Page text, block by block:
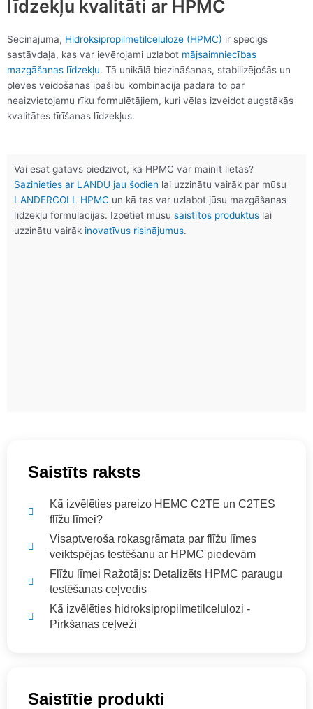
līdzekļu kvalitāti ar HPMC
Secinājumā, Hidroksipropilmetilceluloze (HPMC) ir spēcīgs
sastāvdaļa, kas var ievērojami uzlabot mājsaimniecības
mazgāšanas līdzekļu. Tā unikālā biezināšanas, stabilizējošās un
plēves veidošanas īpašību kombinācija padara to par
neaizvietojamu rīku formulētājiem, kuri vēlas izveidot augstākās
kvalitātes tīrīšanas līdzekļus.
Vai esat gatavs piedzīvot, kā HPMC var mainīt lietas?
Sazinieties ar LANDU jau šodien lai uzzinātu vairāk par mūsu
LANDERCOLL HPMC un kā tas var uzlabot jūsu mazgāšanas
līdzekļu formulācijas. Izpētiet mūsu saistītos produktus lai
uzzinātu vairāk inovatīvus risinājumus.
Saistīts raksts
Kā izvēlēties pareizo HEMC C2TE un C2TES
flīžu līmei?
Visaptveroša rokasgrāmata par flīžu līmes
veiktspējas testēšanu ar HPMC piedevām
Flīžu līmei Ražotājs: Detalizēts HPMC paraugu
testēšanas ceļvedis
Kā izvēlēties hidroksipropilmetilcelulozi -
Pirkšanas ceļveži
Saistītie produkti